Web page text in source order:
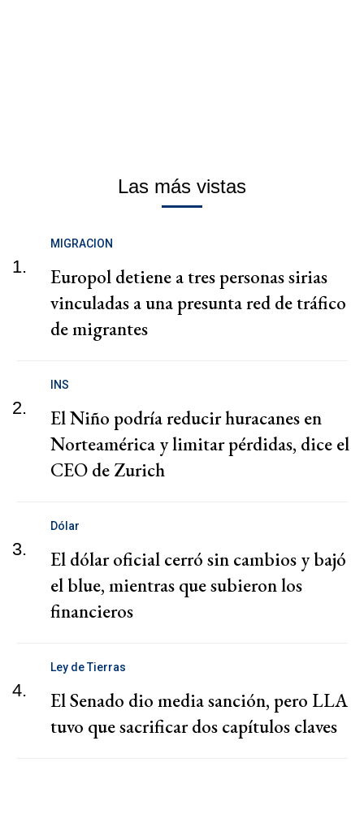
Las más vistas
1.
MIGRACION
Europol detiene a tres personas sirias
vinculadas a una presunta red de tráfico
de migrantes
2.
INS
El Niño podría reducir huracanes en
Norteamérica y limitar pérdidas, dice el
CEO de Zurich
3.
Dólar
El dólar oficial cerró sin cambios y bajó
el blue, mientras que subieron los
financieros
4.
Ley de Tierras
El Senado dio media sanción, pero LLA
tuvo que sacrificar dos capítulos claves